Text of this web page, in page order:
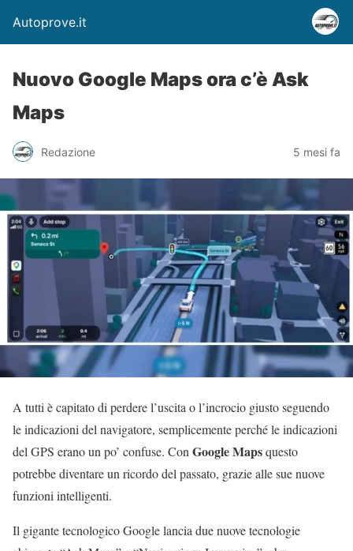
Autoprove.it
Nuovo Google Maps ora c’è Ask
Maps
Redazione 5 mesi fa
A tutti è capitato di perdere l’uscita o l’incrocio giusto seguendo
le indicazioni del navigatore, semplicemente perché le indicazioni
del GPS erano un po’ confuse. ConGoogle Mapsquesto
potrebbe diventare un ricordo del passato, grazie alle sue nuove
funzioni intelligenti.
Il gigante tecnologico Google lancia due nuove tecnologie